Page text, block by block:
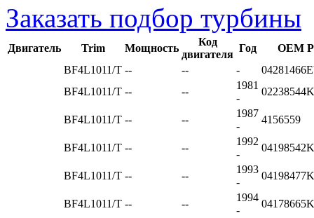
Заказать подбор турбины
Двигатель Trim Мощность
Код
двигателя
Год
OEM
BF4L1011/T -- -- -
BF4L1011/T -- --
1981
-
BF4L1011/T -- --
1987
-
4156559
BF4L1011/T -- --
1992
-
BF4L1011/T -- --
1993
-
BF4L1011/T -- --
1994
-